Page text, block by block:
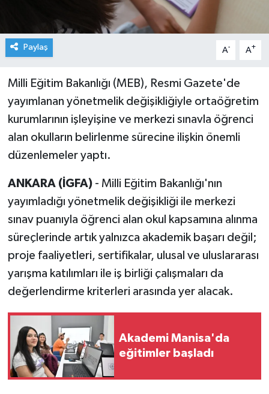
Paylaş A- A+
Milli Eğitim Bakanlığı (MEB), Resmi Gazete'de
yayımlanan yönetmelik değişikliğiyle ortaöğretim
kurumlarının işleyişine ve merkezi sınavla öğrenci
alan okulların belirlenme sürecine ilişkin önemli
düzenlemeler yaptı.
ANKARA (İGFA) - Milli Eğitim Bakanlığı'nın
yayımladığı yönetmelik değişikliği ile merkezi
sınav puanıyla öğrenci alan okul kapsamına alınma
süreçlerinde artık yalnızca akademik başarı değil;
proje faaliyetleri, sertifikalar, ulusal ve uluslararası
yarışma katılımları ile iş birliği çalışmaları da
değerlendirme kriterleri arasında yer alacak.
Akademi Manisa'da
eğitimler başladı